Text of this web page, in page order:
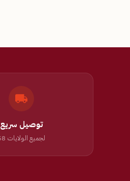
توصيل سريع
لجميع الولايات 58